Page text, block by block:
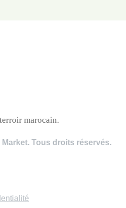
marocain.
Tous droits réservés.